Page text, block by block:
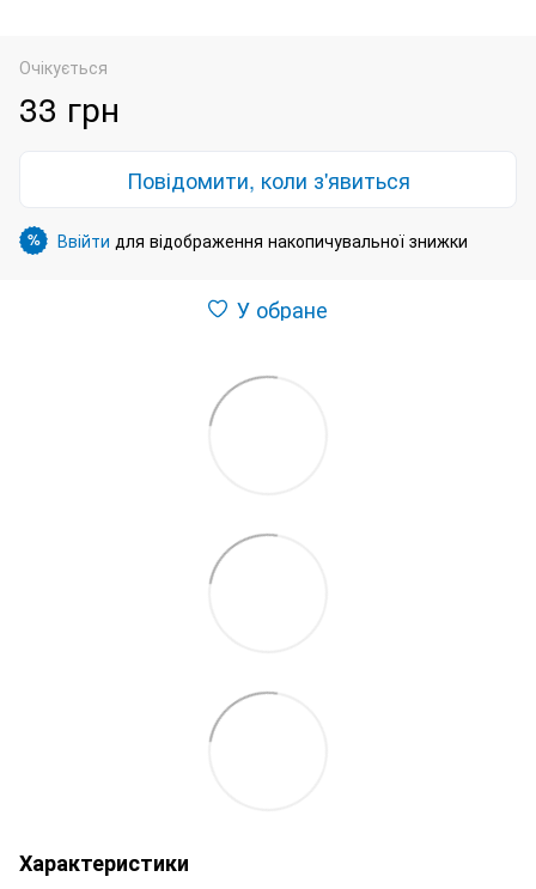
Очікується
33 грн
Повідомити, коли з'явиться
% Ввійти для відображення накопичувальної знижки
У обране
Характеристики